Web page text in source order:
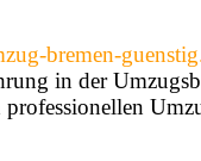
bremen-
in der